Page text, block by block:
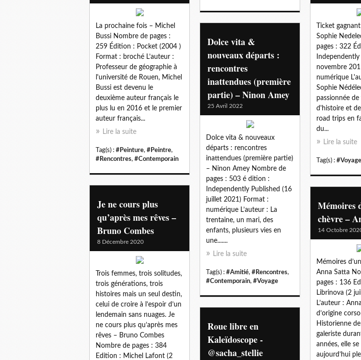
La prochaine fois – Michel
Bussi Nombre de pages :
259 Édition : Pocket (2004 )
Format : broché L’auteur :
Professeur de géographie à
l'université de Rouen, Michel
Bussi est devenu le
deuxième auteur français le
plus lu en 2016 et le premier
auteur français...
Lire la suite
Tag(s) : #Peinture, #Peintre,
#Rencontres, #Contemporain
Ticket
Sophie
pages : 322
novembre
numérique
Sophie
passionnée de
d'histoire et
road trips en
du...
Lire la suite
Tag(s) : #Voyage
Dolce vita &
nouveaux départs :
rencontres
inattendues (première
partie) – Ninon Amey
25 Avril 2022
Dolce vita & nouveaux
départs : rencontres
inattendues (première partie)
– Ninon Amey Nombre de
pages : 503 é dition :
Independently Published (16
juillet 2021) Format :
numérique L’auteur : La
trentaine, un mari, des
enfants, plusieurs vies en
une.......
Lire la suite
Tag(s) : #Amitié, #Rencontres,
#Contemporain, #Voyage
Je ne cours plus
qu’après mes rêves –
Bruno Combes
8 Décembre 2020
Trois femmes, trois solitudes,
trois générations, trois
histoires mais un seul destin,
celui de croire à l’espoir d’un
lendemain sans nuages. Je
ne cours plus qu’après mes
rêves – Bruno Combes
Nombre de pages : 384
Edition : Michel Lafont (2
Mémoires
chèvre –
14 Octobre
Mémoires
Anna Satta
pages : 136
Librinova (2
L’auteur :
d’origine
Historienne
galeriste
années, elle
aujourd’hui
Roue libre en
Kaleïdoscope -
@sacha_stellie